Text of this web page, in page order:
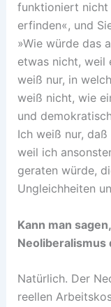
funktioniert nicht
erfinden«, und
»Wie würde das
etwas nicht, weil
weiß nur, in
weiß nicht, wie
und
Ich weiß nur,
weil ich
geraten würde,
Ungleichheiten
Kann man
Neoliberalismus
Natürlich. Der
reellen